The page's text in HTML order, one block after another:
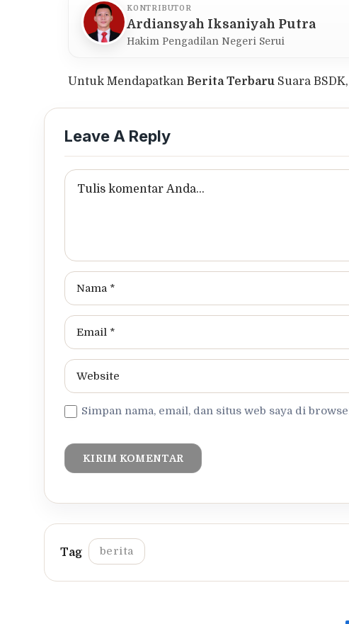
KONTRIBUTOR
Ardiansyah Iksaniyah Putra
Hakim Pengadilan Negeri Serui
Untuk MendapatkanBerita Terbaru Suara
Leave A Reply
Simpan nama, email, dan situs web saya di
berita